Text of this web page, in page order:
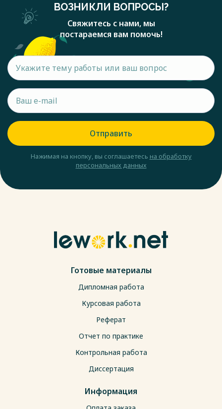
ВОЗНИКЛИ ВОПРОСЫ?
Свяжитесь с нами, мы
постараемся вам помочь!
Отправить
Нажимая на кнопку, вы соглашаетесь на обработку
персональных данных
Готовые материалы
Дипломная работа
Курсовая работа
Реферат
Отчет по практике
Контрольная работа
Диссертация
Информация